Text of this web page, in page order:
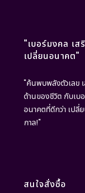
"เบอร์มงคล เส
เปลี่ยนอนาคต"
"ค้นพบพลังตัวเลข เ
ด้านของชีวิต กับเ
อนาคตที่ดีกว่า เปลี่
กาล!"
สนใจสั่งซื้อ